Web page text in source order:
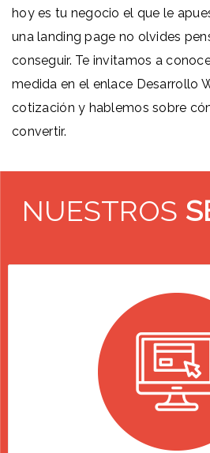
hoy es tu negocio el que le
una landing page no olvides
conseguir. Te invitamos a
medida en el enlace Desarrollo
cotización y hablemos sobre
convertir.
NUESTROS